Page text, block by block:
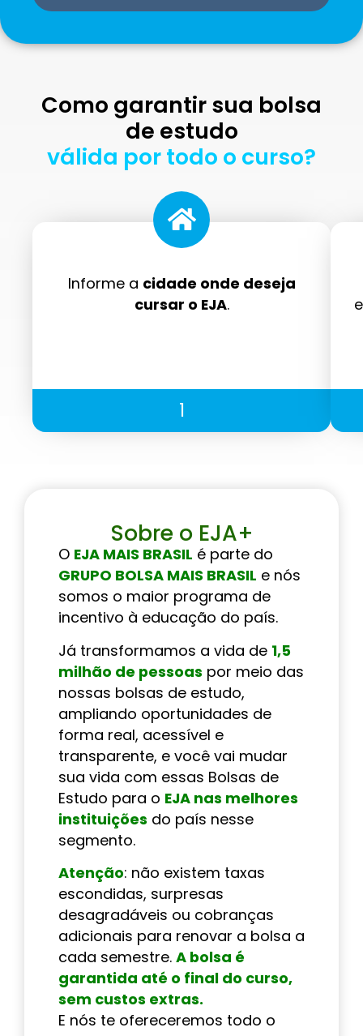
Como garantir sua bolsa
de estudo
válida por todo o curso?
Informe a cidade onde deseja
cursar o EJA.
1
Sobre o EJA+
O EJA MAIS BRASIL é parte do
GRUPO BOLSA MAIS BRASIL e nós
somos o maior programa de
incentivo à educação do país.
Já transformamos a vida de 1,5
milhão de pessoas por meio das
nossas bolsas de estudo,
ampliando oportunidades de
forma real, acessível e
transparente, e você vai mudar
sua vida com essas Bolsas de
Estudo para o EJA nas melhores
instituições do país nesse
segmento.
Atenção: não existem taxas
escondidas, surpresas
desagradáveis ou cobranças
adicionais para renovar a bolsa a
cada semestre. A bolsa é
garantida até o final do curso,
sem custos extras.
E nós te ofereceremos todo o